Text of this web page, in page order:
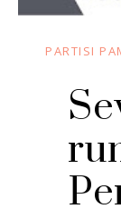
PARTISI